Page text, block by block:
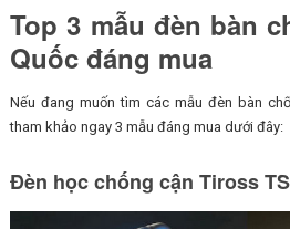
Top 3 mẫu đèn bàn
Quốc đáng mua
Nếu đang muốn tìm các mẫu đèn bàn
tham khảo ngay 3 mẫu đáng mua dưới đây:
Đèn học chống cận Tiross